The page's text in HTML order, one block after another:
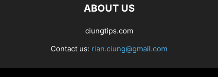
ABOUT US
ciungtips.com
Contact us: rian.ciung@gmail.com